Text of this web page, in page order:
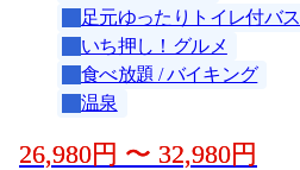
足元ゆったりトイレ付バス
いち押し！グルメ
食べ放題 / バイキング
温泉
26,980円 〜 32,980円